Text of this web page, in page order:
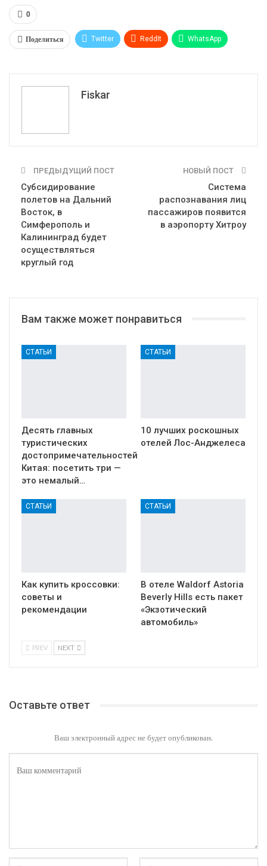
0
Поделиться Twitter ReddIt WhatsApp
Fiskar
ПРЕДЫДУЩИЙ ПОСТ
Субсидирование
полетов на Дальний
Восток, в
Симферополь и
Калининград будет
осуществляться
круглый год
НОВЫЙ ПОСТ
Система
распознавания лиц
пассажиров появится
в аэропорту Хитроу
Вам также может понравиться
СТАТЬИ
Десять главных
туристических
достопримечательностей
Китая: посетить три —
это немалый…
СТАТЬИ
10 лучших роскошных
отелей Лос-Анджелеса
СТАТЬИ
Как купить кроссовки:
советы и
рекомендации
СТАТЬИ
В отеле Waldorf Astoria
Beverly Hills есть пакет
«Экзотический
автомобиль»
PREV NEXT
Оставьте ответ
Ваш электронный адрес не будет опубликован.